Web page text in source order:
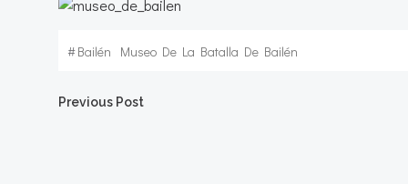
#Bailén Museo De La Batalla De Bailén
Navegación
Previous Post